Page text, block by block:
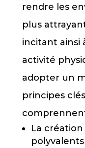
rendre les
plus
incitant ainsi
activité
adopter un
principes
La création